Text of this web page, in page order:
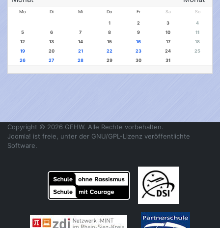
Mo Di Mi Do Fr Sa So
1 2 3
4
5
6 7 8 9 10
11
12
13 14 15 16 17
18
19
20 21 22 23 24
25
26
27 28 29 30 31
Copyright © 2026 GEHW. Alle Rechte vorbehalten.
Joomla! ist freie, unter der GNU/GPL-Lizenz veröffentlichte
Software.